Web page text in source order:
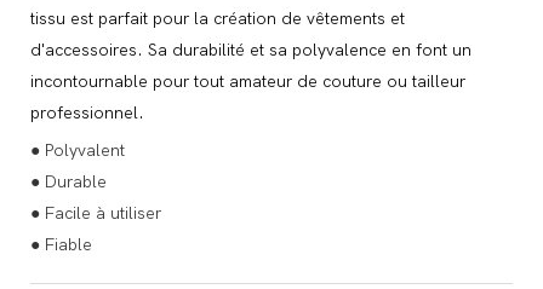
tissu est parfait pour la création de vêtements et
d'accessoires. Sa durabilité et sa polyvalence en font un
incontournable pour tout amateur de couture ou tailleur
professionnel.
● Polyvalent
● Durable
● Facile à utiliser
● Fiable